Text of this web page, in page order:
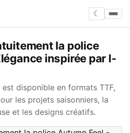
☾
la police
inspirée par l-
disponible en formats TTF,
les projets saisonniers, la
et les designs créatifs.